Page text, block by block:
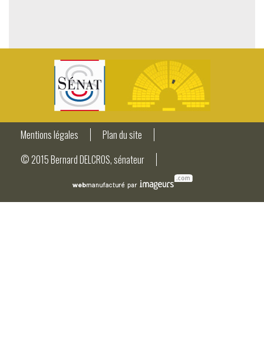
Mentions légales
Plan du site
© 2015 Bernard DELCROS, sénateur